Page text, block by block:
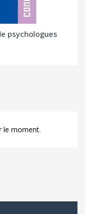
psychologues
le moment.